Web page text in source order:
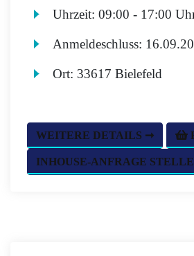
Uhrzeit:09:00 - 17:00
Anmeldeschluss:
Ort: 33617 Bielefeld
WEITERE DETAILS ➞
INHOUSE-ANFRAGE